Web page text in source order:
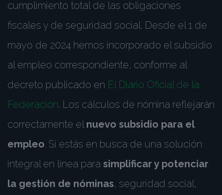
cumplimiento total de las obligaciones
fiscales y de seguridad social. Desde el 1 de
mayo de 2024 hemos incorporado el subsidio
al empleo correspondiente, conforme al
decreto publicado en El Diario Oficial de la
Federación. Los cálculos de nómina reflejarán
correctamente el nuevo subsidio para el
empleo. Si estás en busca de una solución
integral en línea para simplificar y potenciar
la gestión de nóminas, seguridad social,